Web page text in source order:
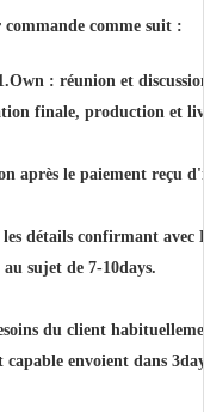
comme suit :
: réunion et
finale, production et
après le paiement reçu
détails confirmant avec
sujet de 7-10days.
du client
envoient dans